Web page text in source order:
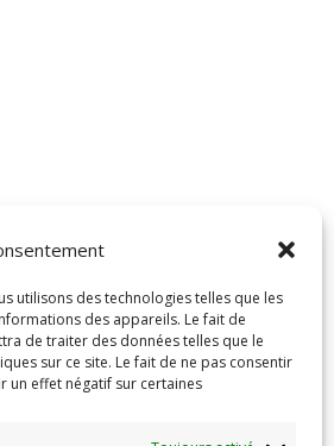
utilisons des technologies telles que les
des appareils. Le fait de
de traiter des données telles que le
sur ce site. Le fait de ne pas consentir
un effet négatif sur certaines